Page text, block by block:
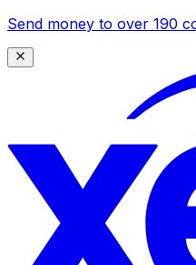
Send money to over 190